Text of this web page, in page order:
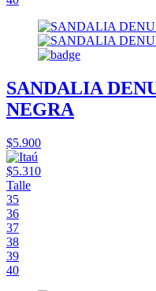
SANDALIA
NEGRA
$5.900
$5.310
Talle
35
36
37
38
39
40